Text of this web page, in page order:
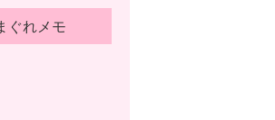
ぐれメモ